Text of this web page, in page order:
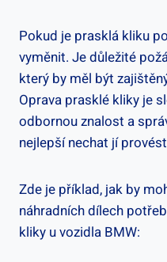
Pokud je prasklá kliku
vyměnit. Je důležité
který ​by měl být
‍Oprava⁢ prasklé‌ kliky je
odbornou znalost a
nejlepší nechat ‌jí
Zde je příklad, jak ⁣by
‌náhradních​ dílech
kliky u⁤ vozidla BMW: